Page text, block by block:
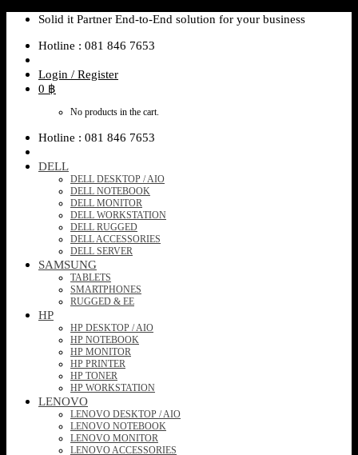
Skip
content
Solid it Partner End-to-End solution for your business
Hotline : 081 846 7653
Login / Register
0 ฿
No products in the cart.
Hotline : 081 846 7653
DELL
DELL DESKTOP / AIO
DELL NOTEBOOK
DELL MONITOR
DELL WORKSTATION
DELL RUGGED
DELL ACCESSORIES
DELL SERVER
SAMSUNG
TABLETS
SMARTPHONES
RUGGED & EE
HP
HP DESKTOP / AIO
HP NOTEBOOK
HP MONITOR
HP PRINTER
HP TONER
HP WORKSTATION
LENOVO
LENOVO DESKTOP / AIO
LENOVO NOTEBOOK
LENOVO MONITOR
LENOVO ACCESSORIES